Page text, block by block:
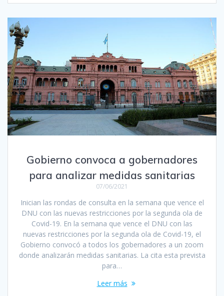
Gobierno convoca a gobernadores
para analizar medidas sanitarias
07/06/2021
Inician las rondas de consulta en la semana que vence el
DNU con las nuevas restricciones por la segunda ola de
Covid-19. En la semana que vence el DNU con las
nuevas restricciones por la segunda ola de Covid-19, el
Gobierno convocó a todos los gobernadores a un zoom
donde analizarán medidas sanitarias. La cita esta prevista
para…
Leer más